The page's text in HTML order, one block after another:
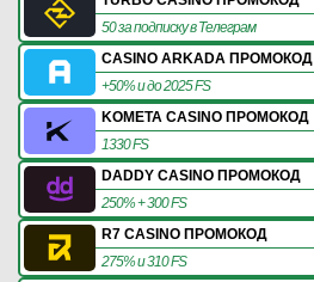
50 за подписку в Телеграм
CASINO ARKADA ПРОМОКОД
+50% и до 2025 FS
KOMETA CASINO ПРОМОКОД
1330 FS
DADDY CASINO ПРОМОКОД
250% + 300 FS
R7 CASINO ПРОМОКОД
275% и 310 FS